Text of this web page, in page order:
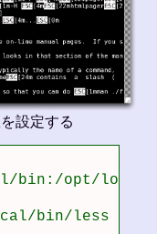
設定する
opt/local/
bin/less -R"